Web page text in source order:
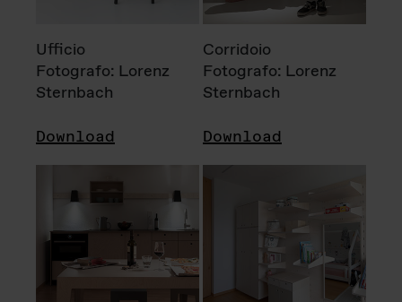
Ufficio
Fotografo: Lorenz
Sternbach
Download
Corridoio
Fotografo: Lorenz
Sternbach
Download